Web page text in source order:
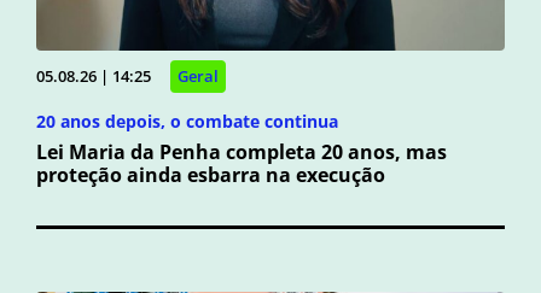
05.08.26 | 14:25 Geral
20 anos depois, o combate continua
Lei Maria da Penha completa 20 anos, mas
proteção ainda esbarra na execução